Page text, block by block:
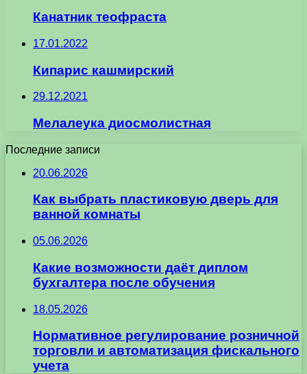
Канатник теофраста
17.01.2022
Кипарис кашмирский
29.12.2021
Мелалеука диосмолистная
Последние записи
20.06.2026
Как выбрать пластиковую дверь для
ванной комнаты
05.06.2026
Какие возможности даёт диплом
бухгалтера после обучения
18.05.2026
Нормативное регулирование розничной
торговли и автоматизация фискального
учета